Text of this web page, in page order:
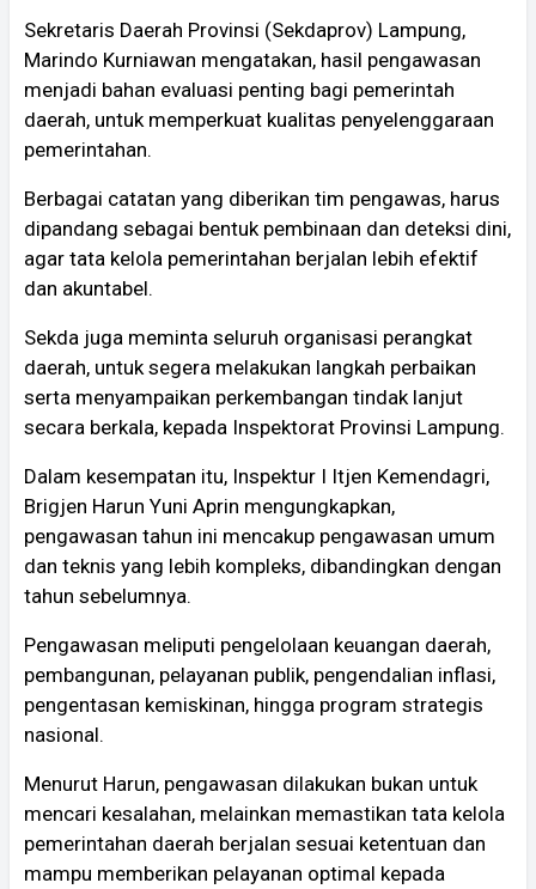
Sekretaris Daerah Provinsi (Sekdaprov) Lampung,
Marindo Kurniawan mengatakan, hasil pengawasan
menjadi bahan evaluasi penting bagi pemerintah
daerah, untuk memperkuat kualitas penyelenggaraan
pemerintahan.
Berbagai catatan yang diberikan tim pengawas, harus
dipandang sebagai bentuk pembinaan dan deteksi dini,
agar tata kelola pemerintahan berjalan lebih efektif
dan akuntabel.
Sekda juga meminta seluruh organisasi perangkat
daerah, untuk segera melakukan langkah perbaikan
serta menyampaikan perkembangan tindak lanjut
secara berkala, kepada Inspektorat Provinsi Lampung.
Dalam kesempatan itu, Inspektur I Itjen Kemendagri,
Brigjen Harun Yuni Aprin mengungkapkan,
pengawasan tahun ini mencakup pengawasan umum
dan teknis yang lebih kompleks, dibandingkan dengan
tahun sebelumnya.
Pengawasan meliputi pengelolaan keuangan daerah,
pembangunan, pelayanan publik, pengendalian inflasi,
pengentasan kemiskinan, hingga program strategis
nasional.
Menurut Harun, pengawasan dilakukan bukan untuk
mencari kesalahan, melainkan memastikan tata kelola
pemerintahan daerah berjalan sesuai ketentuan dan
mampu memberikan pelayanan optimal kepada